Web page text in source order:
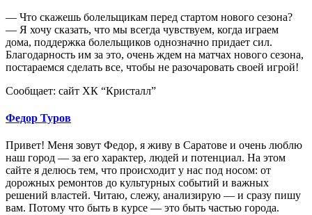
— Что скажешь болельщикам перед стартом нового сезона?
— Я хочу сказать, что мы всегда чувствуем, когда играем
дома, поддержка болельщиков однозначно придает сил.
Благодарность им за это, очень ждем на матчах нового сезона,
постараемся сделать все, чтобы не разочаровать своей игрой!
Сообщает: сайт ХК “Кристалл”
Федор Туров
Привет! Меня зовут Федор, я живу в Саратове и очень люблю
наш город — за его характер, людей и потенциал. На этом
сайте я делюсь тем, что происходит у нас под носом: от
дорожных ремонтов до культурных событий и важных
решений властей. Читаю, слежу, анализирую — и сразу пишу
вам. Потому что быть в курсе — это быть частью города.